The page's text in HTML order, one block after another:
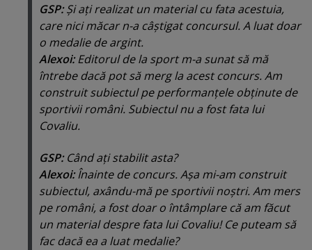
GSP:Şi aţi realizat un material cu fata acestuia,
care nici măcar n-a câştigat concursul. A luat doar
o medalie de argint.
Alexoi:Editorul de la sport m-a sunat să mă
întrebe dacă pot să merg la acest concurs. Am
construit subiectul pe performanţele obţinute de
sportivii români. Subiectul nu a fost fata lui
Covaliu.
GSP:Când aţi stabilit asta?
Alexoi:Înainte de concurs. Aşa mi-am construit
subiectul, axându-mă pe sportivii noştri. Am mers
pe români, a fost doar o întâmplare că am făcut
un material despre fata lui Covaliu! Ce puteam să
fac dacă ea a luat medalie?